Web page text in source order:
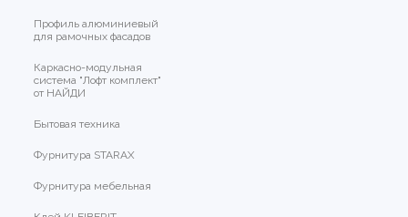
Профиль алюминиевый
для рамочных фасадов
Каркасно-модульная
система "Лофт комплект"
от НАЙДИ
Бытовая техника
Фурнитура STARAX
Фурнитура мебельная